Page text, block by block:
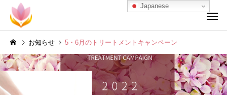
お知らせ 5・6月のトリートメントキャンペーン
Japanese